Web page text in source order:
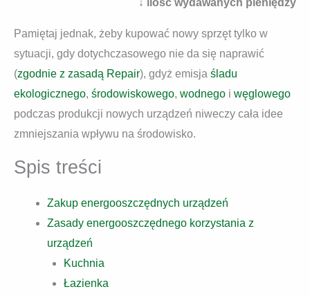
Pamiętaj jednak, żeby kupować nowy sprzęt tylko w
sytuacji, gdy dotychczasowego nie da się naprawić
(zgodnie z zasadą Repair), gdyż emisja śladu
ekologicznego, środowiskowego, wodnego i węglowego
podczas produkcji nowych urządzeń niweczy cała idee
zmniejszania wpływu na środowisko.
Spis treści
Zakup energooszczędnych urządzeń
Zasady energooszczędnego korzystania z
urządzeń
Kuchnia
Łazienka